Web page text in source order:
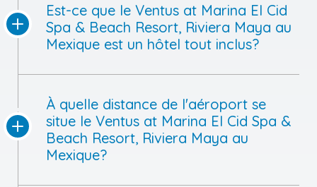
Est-ce que le Ventus at Marina El Cid
Spa & Beach Resort, Riviera Maya au
Mexique est un hôtel tout inclus?
À quelle distance de l'aéroport se
situe le Ventus at Marina El Cid Spa &
Beach Resort, Riviera Maya au
Mexique?